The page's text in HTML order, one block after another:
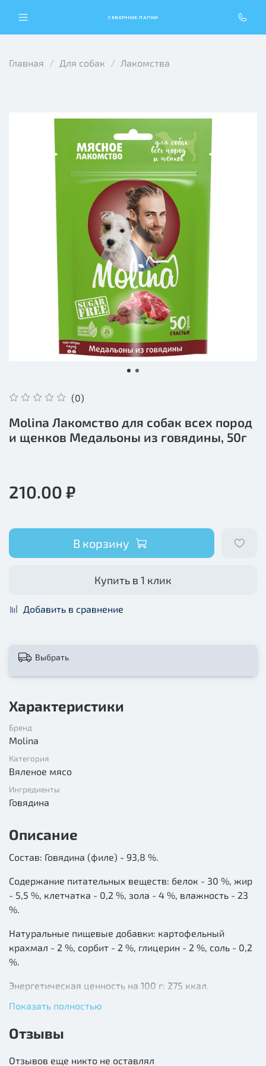
СЕВЕРНЫЕ ЛАПКИ
Главная Для собак Лакомства
(0)
Molina Лакомство для собак всех пород
и щенков Медальоны из говядины, 50г
210.00 ₽
В корзину
Купить в 1 клик
Добавить в сравнение
Выбрать
Характеристики
Бренд
Molina
Категория
Вяленое мясо
Ингредиенты
Говядина
Описание
Состав: Говядина (филе) - 93,8 %.
Содержание питательных веществ: белок - 30 %, жир
- 5,5 %, клетчатка - 0,2 %, зола - 4 %, влажность - 23
%.
Натуральные пищевые добавки: картофельный
крахмал - 2 %, сорбит - 2 %, глицерин - 2 %, соль - 0,2
%.
Энергетическая ценность на 100 г: 275 ккал.
Ключевые характеристики:
Лакомство класса Суперпремиум
Не менее 90% говядины
Показать полностью
Отзывы
Отзывов еще никто не оставлял